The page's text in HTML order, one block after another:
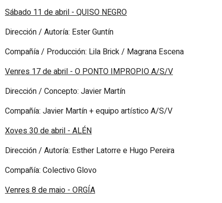
Sábado 11 de abril - QUISO NEGRO
Dirección / Autoría: Ester Guntín
Compañía / Producción: Lila Brick / Magrana Escena
Venres 17 de abril - O PONTO IMPROPIO A/S/V
Dirección / Concepto: Javier Martín
Compañía: Javier Martín + equipo artístico A/S/V
Xoves 30 de abril - ALÉN
Dirección / Autoría: Esther Latorre e Hugo Pereira
Compañía: Colectivo Glovo
Venres 8 de maio - ORGÍA